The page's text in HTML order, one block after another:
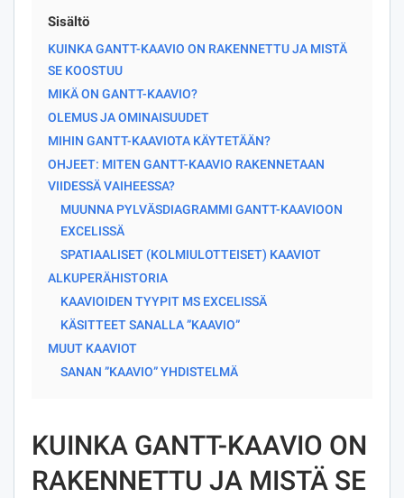
Sisältö
KUINKA GANTT-KAAVIO ON RAKENNETTU JA MISTÄ
SE KOOSTUU
MIKÄ ON GANTT-KAAVIO?
OLEMUS JA OMINAISUUDET
MIHIN GANTT-KAAVIOTA KÄYTETÄÄN?
OHJEET: MITEN GANTT-KAAVIO RAKENNETAAN
VIIDESSÄ VAIHEESSA?
MUUNNA PYLVÄSDIAGRAMMI GANTT-KAAVIOON
EXCELISSÄ
SPATIAALISET (KOLMIULOTTEISET) KAAVIOT
ALKUPERÄHISTORIA
KAAVIOIDEN TYYPIT MS EXCELISSÄ
KÄSITTEET SANALLA ”KAAVIO”
MUUT KAAVIOT
SANAN ”KAAVIO” YHDISTELMÄ
KUINKA GANTT-KAAVIO ON
RAKENNETTU JA MISTÄ SE